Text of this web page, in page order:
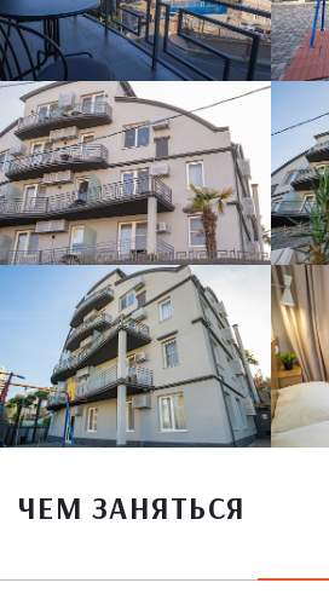
ЧЕМ ЗАНЯТЬСЯ